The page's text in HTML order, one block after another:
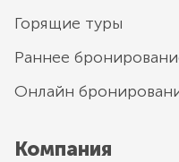
Горящие туры
Раннее
Онлайн
Компания